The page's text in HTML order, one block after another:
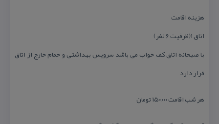
هزینه اقامت
اتاق ۱(ظرفیت ۶ نفر)
با صبحانه اتاق كف خواب می باشد سرویس بهداشتی و حمام خارج از اتاق
قرار دارد
هر شب اقامت ۱۵۰,۰۰۰ تومان